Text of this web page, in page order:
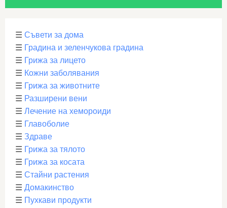
☰ Съвети за дома
☰ Градина и зеленчукова градина
☰ Грижа за лицето
☰ Кожни заболявания
☰ Грижа за животните
☰ Разширени вени
☰ Лечение на хемороиди
☰ Главоболие
☰ Здраве
☰ Грижа за тялото
☰ Грижа за косата
☰ Стайни растения
☰ Домакинство
☰ Пухкави продукти